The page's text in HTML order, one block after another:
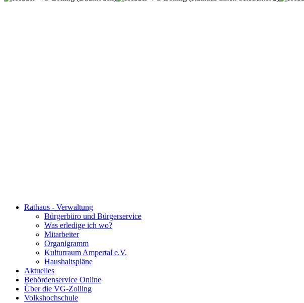
Rathaus - Verwaltung
Bürgerbüro und Bürgerservice
Was erledige ich wo?
Mitarbeiter
Organigramm
Kulturraum Ampertal e.V.
Haushaltspläne
Aktuelles
Behördenservice Online
Über die VG-Zolling
Volkshochschule